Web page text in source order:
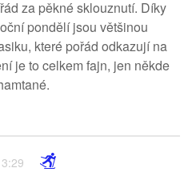
za pěkné sklouznutí. Díky
pondělí jsou většinou
které pořád odkazují na
je to celkem fajn, jen někde